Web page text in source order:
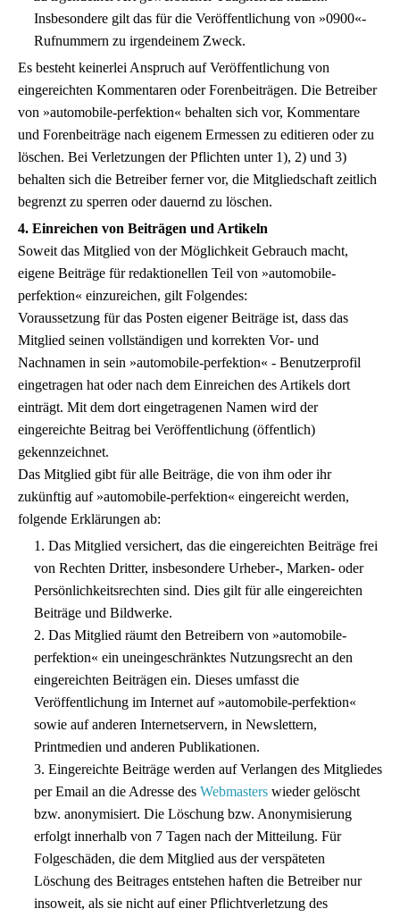
Insbesondere gilt das für die Veröffentlichung von »0900«-
Rufnummern zu irgendeinem Zweck.
Es besteht keinerlei Anspruch auf Veröffentlichung von
eingereichten Kommentaren oder Forenbeiträgen. Die Betreiber
von »automobile-perfektion« behalten sich vor, Kommentare
und Forenbeiträge nach eigenem Ermessen zu editieren oder zu
löschen. Bei Verletzungen der Pflichten unter 1), 2) und 3)
behalten sich die Betreiber ferner vor, die Mitgliedschaft zeitlich
begrenzt zu sperren oder dauernd zu löschen.
4. Einreichen von Beiträgen und Artikeln
Soweit das Mitglied von der Möglichkeit Gebrauch macht,
eigene Beiträge für redaktionellen Teil von »automobile-
perfektion« einzureichen, gilt Folgendes:
Voraussetzung für das Posten eigener Beiträge ist, dass das
Mitglied seinen vollständigen und korrekten Vor- und
Nachnamen in sein »automobile-perfektion« - Benutzerprofil
eingetragen hat oder nach dem Einreichen des Artikels dort
einträgt. Mit dem dort eingetragenen Namen wird der
eingereichte Beitrag bei Veröffentlichung (öffentlich)
gekennzeichnet.
Das Mitglied gibt für alle Beiträge, die von ihm oder ihr
zukünftig auf »automobile-perfektion« eingereicht werden,
folgende Erklärungen ab:
1. Das Mitglied versichert, das die eingereichten Beiträge frei
von Rechten Dritter, insbesondere Urheber-, Marken- oder
Persönlichkeitsrechten sind. Dies gilt für alle eingereichten
Beiträge und Bildwerke.
2. Das Mitglied räumt den Betreibern von »automobile-
perfektion« ein uneingeschränktes Nutzungsrecht an den
eingereichten Beiträgen ein. Dieses umfasst die
Veröffentlichung im Internet auf »automobile-perfektion«
sowie auf anderen Internetservern, in Newslettern,
Printmedien und anderen Publikationen.
3. Eingereichte Beiträge werden auf Verlangen des Mitgliedes
per Email an die Adresse des Webmasters wieder gelöscht
bzw. anonymisiert. Die Löschung bzw. Anonymisierung
erfolgt innerhalb von 7 Tagen nach der Mitteilung. Für
Folgeschäden, die dem Mitglied aus der verspäteten
Löschung des Beitrages entstehen haften die Betreiber nur
insoweit, als sie nicht auf einer Pflichtverletzung des